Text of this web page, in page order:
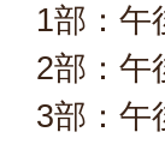
1部：午
2部：午
3部：午